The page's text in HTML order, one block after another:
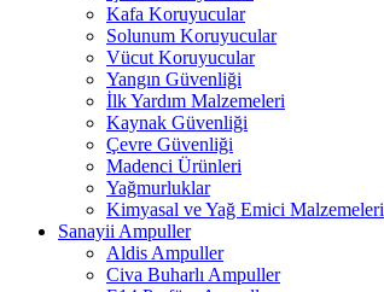
Kafa Koruyucular
Solunum Koruyucular
Vücut Koruyucular
Yangın Güvenliği
İlk Yardım Malzemeleri
Kaynak Güvenliği
Çevre Güvenliği
Madenci Ürünleri
Yağmurluklar
Kimyasal ve Yağ Emici Malzemeleri
Sanayii Ampuller
Aldis Ampuller
Civa Buharlı Ampuller